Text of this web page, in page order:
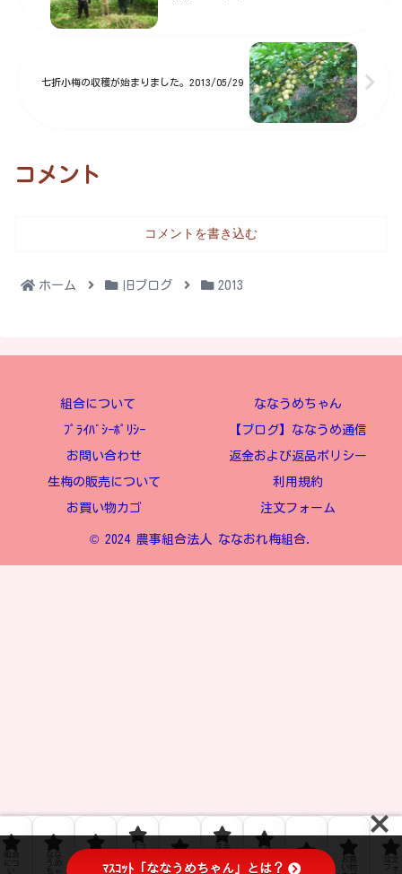
七折小梅の収穫が始まりました。2013/05/29
コメント
コメントを書き込む
ホーム 旧ブログ 2013
組合について ななうめちゃん
ﾌﾟﾗｲﾊﾞｼｰﾎﾟﾘｼｰ 【ブログ】ななうめ通信
お問い合わせ 返金および返品ポリシー
生梅の販売について 利用規約
お買い物カゴ 注文フォーム
© 2024 農事組合法人 ななおれ梅組合.
ﾊﾞｼｰ
ﾎﾟﾘｼ
グ】
なな
い合
返金
び返
品ポ
生梅
売に
利用
規約
フォ
ﾏｽｺｯﾄ「ななうめちゃん」とは？